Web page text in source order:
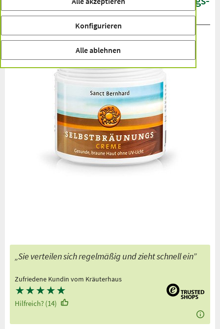
Creme
„Sie verteilen sich regelmäßig und zieht schnell ein”
Zufriedene Kundin vom Kräuterhaus
★★★★★
Hilfreich? (14)
Konfigurieren
Alle ablehnen